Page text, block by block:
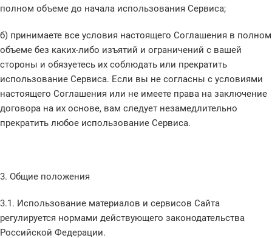
полном объеме до начала использования Сервиса;
б) принимаете все условия настоящего Соглашения в полном
объеме без каких-либо изъятий и ограничений с вашей
стороны и обязуетесь их соблюдать или прекратить
использование Сервиса. Если вы не согласны с условиями
настоящего Соглашения или не имеете права на заключение
договора на их основе, вам следует незамедлительно
прекратить любое использование Сервиса.
3. Общие положения
3.1. Использование материалов и сервисов Сайта
регулируется нормами действующего законодательства
Российской Федерации.